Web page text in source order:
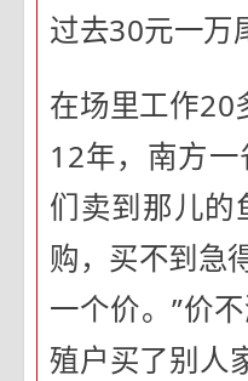
过去30元一万
在场里工作20
12年，南方
们卖到那儿的
购，买不到急
一个价。”价
殖户买了别人